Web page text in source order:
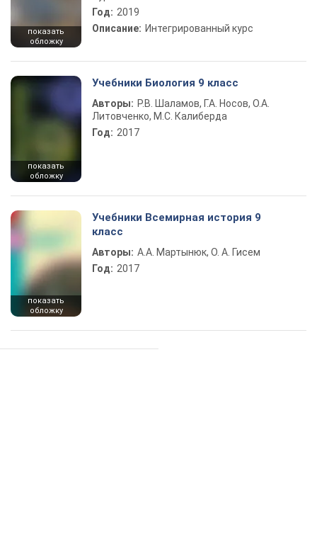
показать
обложку
Год: 2019
Описание: Интегрированный курс
показать
обложку
Учебники Биология 9 класс
Авторы: Р.В. Шаламов, Г.А. Носов, О.А.
Литовченко, М.С. Калиберда
Год: 2017
показать
обложку
Учебники Всемирная история 9
класс
Авторы: А.А. Мартынюк, О. А. Гисем
Год: 2017